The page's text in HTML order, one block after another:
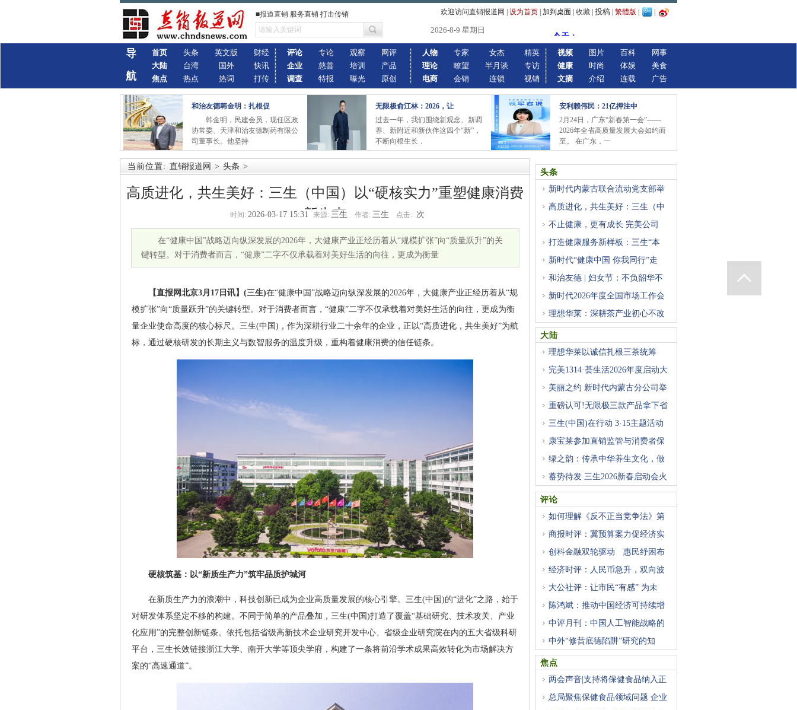
■报道直销 服务直销 打击传销 欢迎访问直销报道网 设为首页 加到桌面 收藏 投稿 繁體版
2026-8-9 星期日
导
航
首页
大陆
焦点
头条
台湾
热点
英文版
国外
热词
财经
快讯
打传
评论
企业
调查
专论
慈善
特报
观察
培训
曝光
网评
产品
原创
人物
理论
电商
专家
瞭望
会销
女杰
半月谈
连锁
精英
专访
视销
视频
健康
文摘
图片
时尚
介绍
百科
体娱
连载
网事
美食
广告
和治友德韩金明：扎根促
韩金明，民建会员，现任区政
协常委、天津和治友德制药有限公
司董事长。他坚持
无限极俞江林：2026，让
过去一年，我们围绕新观念、新调
养、新附近和新伙伴这四个“新”，
不断向根生长，
安利赖伟民：21亿押注中
2月24日，广东“新春第一会”——
2026年全省高质量发展大会如约而
至。 在广东，一
当前位置: 直销报道网 > 头条 >
高质进化，共生美好：三生（中国）以“硬核实力”重塑健康消费
新生态
时间: 2026-03-17 15:31 来源: 三生 作者: 三生 点击: 次
在“健康中国”战略迈向纵深发展的2026年，大健康产业正经历着从“规模扩张”向“质量跃升”的关
键转型。对于消费者而言，“健康”二字不仅承载着对美好生活的向往，更成为衡量
【直报网北京3月17日讯】(三生)在“健康中国”战略迈向纵深发展的2026年，大健康产业正经历着从“规
模扩张”向“质量跃升”的关键转型。对于消费者而言，“健康”二字不仅承载着对美好生活的向往，更成为衡
量企业使命高度的核心标尺。三生(中国)，作为深耕行业二十余年的企业，正以“高质进化，共生美好”为航
标，通过硬核研发的长期主义与数智服务的温度升级，重构着健康消费的信任链条。
硬核筑基：以“新质生产力”筑牢品质护城河
在新质生产力的浪潮中，科技创新已成为企业高质量发展的核心引擎。三生(中国)的“进化”之路，始于
对研发体系坚定不移的构建。不同于简单的产品叠加，三生(中国)打造了覆盖“基础研究、技术攻关、产业
化应用”的完整创新链条。依托包括省级高新技术企业研究开发中心、省级企业研究院在内的五大省级科研
平台，三生长效链接浙江大学、南开大学等顶尖学府，构建了一条将前沿学术成果高效转化为市场解决方
案的“高速通道”。
头条
新时代内蒙古联合流动党支部举
高质进化，共生美好：三生（中
不止健康，更有成长 完美公司
打造健康服务新样板：三生“本
新时代“健康中国 你我同行”走
和治友德 | 妇女节：不负韶华不
新时代2026年度全国市场工作会
理想华莱：深耕茶产业初心不改
大陆
理想华莱以诚信扎根三茶统筹
完美1314·荟生活2026年度启动大
美丽之约 新时代内蒙古分公司举
重磅认可!无限极三款产品拿下省
三生(中国)在行动 3·15主题活动
康宝莱参加直销监管与消费者保
绿之韵：传承中华养生文化，做
蓄势待发 三生2026新春启动会火
评论
如何理解《反不正当竞争法》第
商报时评：冀预算案力促经济实
创科金融双轮驱动 惠民纾困布
经济时评：人民币急升，双向波
大公社评：让市民“有感” 为未
陈鸿斌：推动中国经济可持续增
中评月刊：中国人工智能战略的
中外“修昔底德陷阱”研究的知
焦点
两会声音|支持将保健食品纳入正
总局聚焦保健食品领域问题 企业